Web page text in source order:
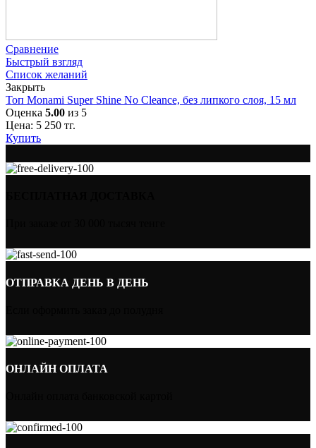
Сравнение
Быстрый взгляд
Список желаний
Закрыть
Топ Monami Super Shine No Cleance, без липкого слоя, 15 мл
Оценка 5.00 из 5
Цена: 5 250 тг.
Купить
ОТПРАВКА ДЕНЬ В ДЕНЬ
ОНЛАЙН ОПЛАТА